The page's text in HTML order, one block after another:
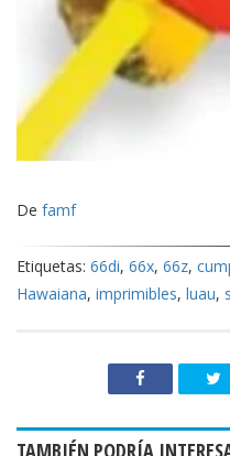
De famf
Etiquetas: 66di, 66x, 66z,
Hawaiana, imprimibles, luau,
TAMBIÉN PODRÍA